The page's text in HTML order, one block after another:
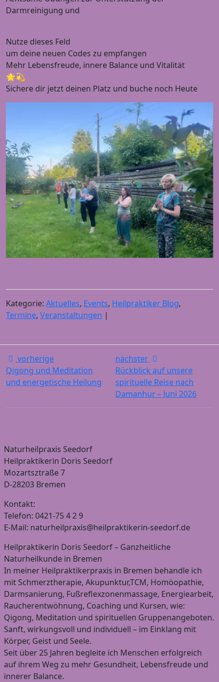
Darmreinigung und
Nutze dieses Feld
um deine neuen Codes zu empfangen
Mehr Lebensfreude, innere Balance und Vitalität
🌟💫
Sichere dir jetzt deinen Platz und buche noch Heute
Kategorie: Aktuelles, Events, Heilpraktiker Blog,
Termine, Veranstaltungen |
vorherige
Qigong und Meditation
und energetische Heilung
nächster
Rückblick auf unsere
spirituelle Reise nach
Damanhur – Juni 2026
Naturheilpraxis Seedorf
Heilpraktikerin Doris Seedorf
Mozartsztraße 7
D-28203 Bremen
Kontakt:
Telefon: 0421-75 4 2 9
E-Mail: naturheilpraxis@heilpraktikerin-seedorf.de
Heilpraktikerin Doris Seedorf – Ganzheitliche
Naturheilkunde in Bremen
In meiner Heilpraktikerpraxis in Bremen behandle ich
mit Schmerztherapie, Akupunktur,TCM, Homöopathie,
Darmsanierung, Fußreflexzonenmassage, Energiearbeit,
Raucherentwöhnung, Coaching und Kursen, wie:
Qigong, Meditation und spirituellen Gruppenangeboten.
Sanft, wirkungsvoll und individuell – im Einklang mit
Körper, Geist und Seele.
Seit über 25 Jahren begleite ich Menschen erfolgreich
auf ihrem Weg zu mehr Gesundheit, Lebensfreude und
innerer Balance.